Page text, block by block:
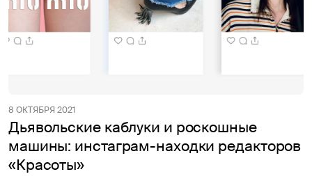
8 ОКТЯБРЯ 2021
Дьявольские каблуки и роскошные
машины: инстаграм-находки редакторов
«Красоты»